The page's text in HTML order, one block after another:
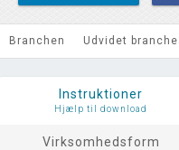
Branchen Udvidet
Instruktioner
Hjælp til download
Virksomhedsform